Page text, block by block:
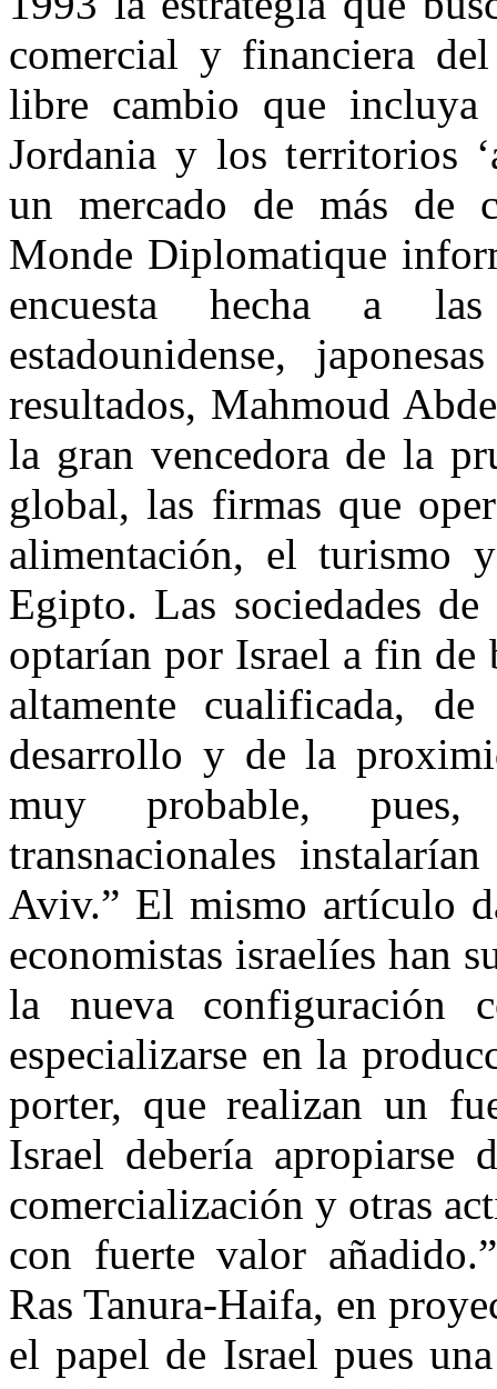
comercial y financiera
libre cambio que
Jordania y los territorios
un mercado de más de
Monde Diplomatique
encuesta hecha a las
estadounidense,
resultados, Mahmoud
la gran vencedora de la
global, las firmas que
alimentación, el turismo
Egipto. Las sociedades
optarían por Israel a fin de
altamente cualificada,
desarrollo y de la
muy probable, pues,
transnacionales
Aviv.” El mismo artículo
economistas israelíes han
la nueva configuración
especializarse en la
porter, que realizan un
Israel debería apropiarse
comercialización y otras
con fuerte valor
Ras Tanura-Haifa, en
el papel de Israel pues